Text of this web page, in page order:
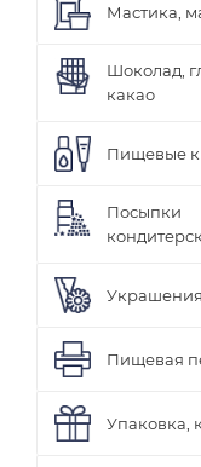
Мастика,
Шоколад,
какао
Пищевые
Посыпки
Украшения
Пищевая
Упаковка,